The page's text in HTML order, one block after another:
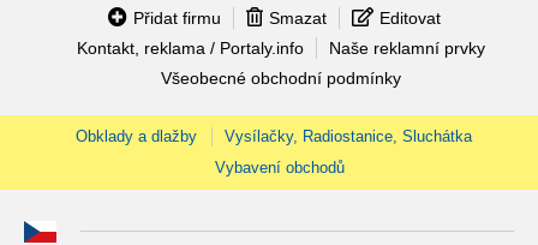
Přidat firmu Smazat
Editovat
Kontakt, reklama / Portaly.info
Naše reklamní prvky
Všeobecné obchodní podmínky
Obklady a dlažby
Vysílačky, Radiostanice, Sluchátka
Vybavení obchodů